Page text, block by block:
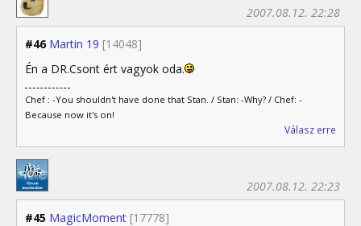
#46 Martin 19 [14048]
2007.08.12. 22:28
Én a DR.Csont ért vagyok oda.
Chef : -You shouldn't have done that Stan. / Stan: -Why? / Chef: -
Because now it's on!
Válasz erre
#45 MagicMoment [17778]
2007.08.12. 22:23